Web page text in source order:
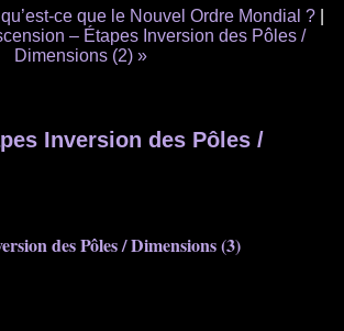
ce que le Nouvel Ordre Mondial ?|
– Étapes Inversion des Pôles /
Dimensions (2) »
Inversion des Pôles /
des Pôles / Dimensions (3)